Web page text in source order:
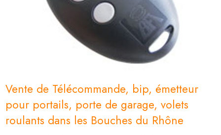
Vente de Télécommande, bip, émetteur
pour portails, porte de garage, volets
roulants dans les Bouches du Rhône